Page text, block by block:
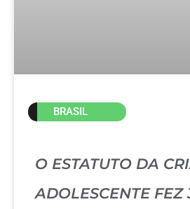
BRASIL
O ESTATUTO DA
ADOLESCENTE FEZ